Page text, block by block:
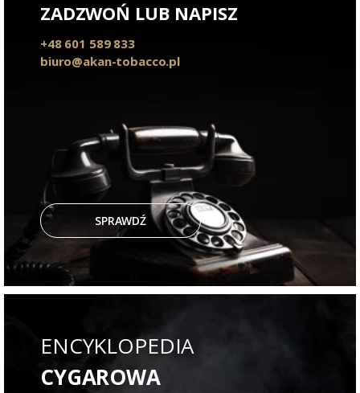
ZADZWOŃ LUB NAPISZ
+48 601 589 833
biuro@akan-tobacco.pl
SPRAWDŹ
ENCYKLOPEDIA
CYGAROWA